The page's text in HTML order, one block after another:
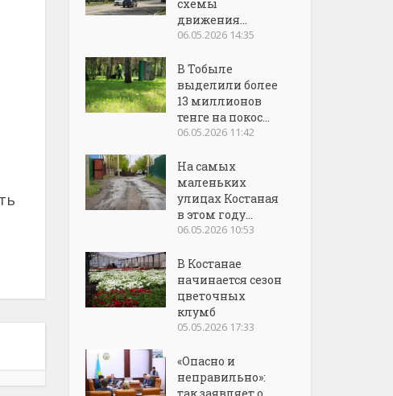
схемы
движения...
06.05.2026 14:35
В Тобыле
выделили более
13 миллионов
тенге на покос...
06.05.2026 11:42
На самых
маленьких
улицах Костаная
в этом году...
06.05.2026 10:53
В Костанае
начинается сезон
цветочных
клумб
05.05.2026 17:33
«Опасно и
неправильно»: